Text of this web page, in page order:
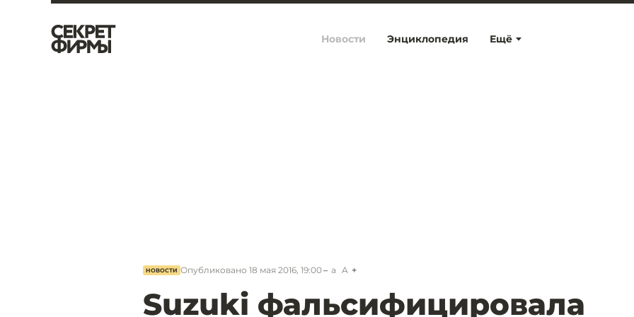
Ещё
Новости Энциклопедия
НОВОСТИ Опубликовано 18 мая 2016, 19:00 a A
Suzuki фальсифицировала